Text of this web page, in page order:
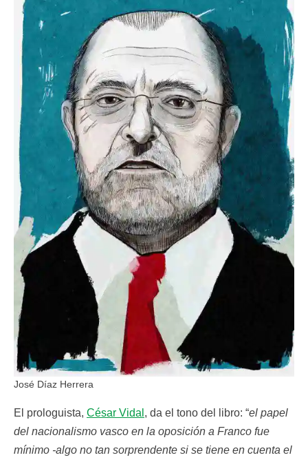
José Díaz Herrera
El prologuista, César Vidal , da el tono del libro: “el papel
del nacionalismo vasco en la oposición a Franco fue
mínimo -algo no tan sorprendente si se tiene en cuenta el